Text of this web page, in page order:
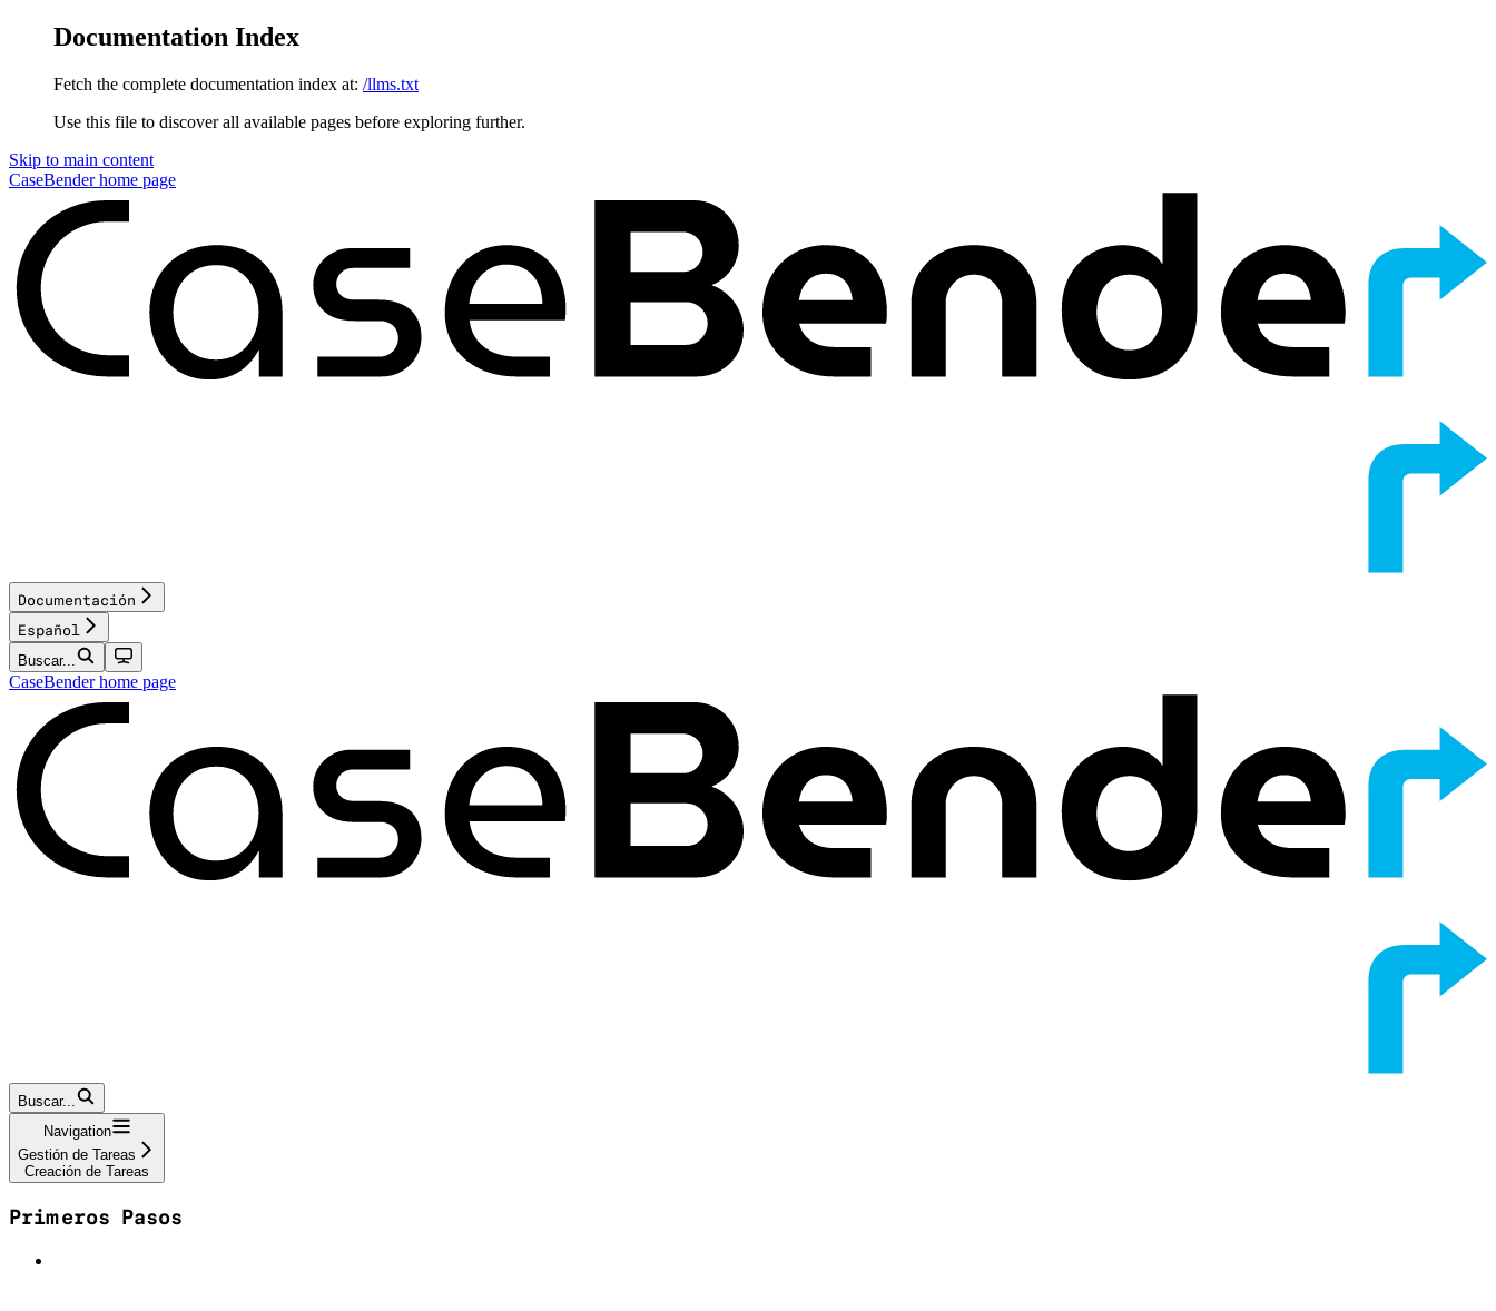
Documentation Index
Fetch the complete documentation index at: /llms.txt
Use this file to discover all available pages before exploring further.
Skip to main content
CaseBenderhome page
Documentación
Español
Buscar...
CaseBenderhome page
Buscar...
Navigation
Gestión de Tareas
Creación de Tareas
Primeros Pasos